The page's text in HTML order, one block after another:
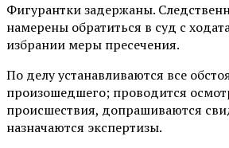
Фигурантки задержаны.
намерены обратиться в суд с
избрании меры пресечения.
По делу устанавливаются все
произошедшего; проводится
происшествия, допрашиваются
назначаются экспертизы.